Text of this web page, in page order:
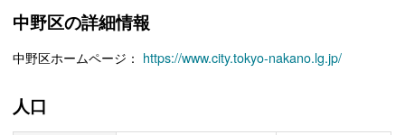
中野区の詳細情報
中野区ホームページ： https://www.city.tokyo-nakano.lg.jp/
人口